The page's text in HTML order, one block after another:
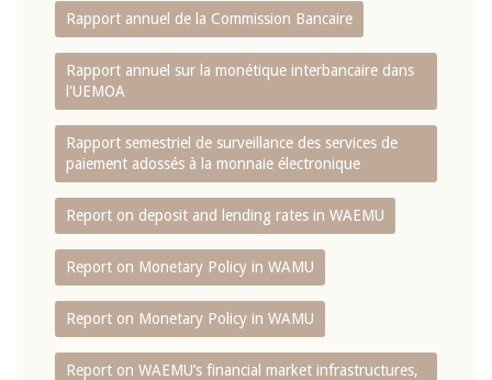
Rapport annuel de la Commission Bancaire
Rapport annuel sur la monétique interbancaire dans
l'UEMOA
Rapport semestriel de surveillance des services de
paiement adossés à la monnaie électronique
Report on deposit and lending rates in WAEMU
Report on Monetary Policy in WAMU
Report on Monetary Policy in WAMU
Report on WAEMU’s financial market infrastructures,